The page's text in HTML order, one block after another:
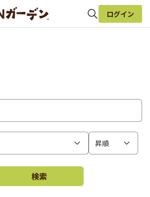
ログイン
昇順
検索